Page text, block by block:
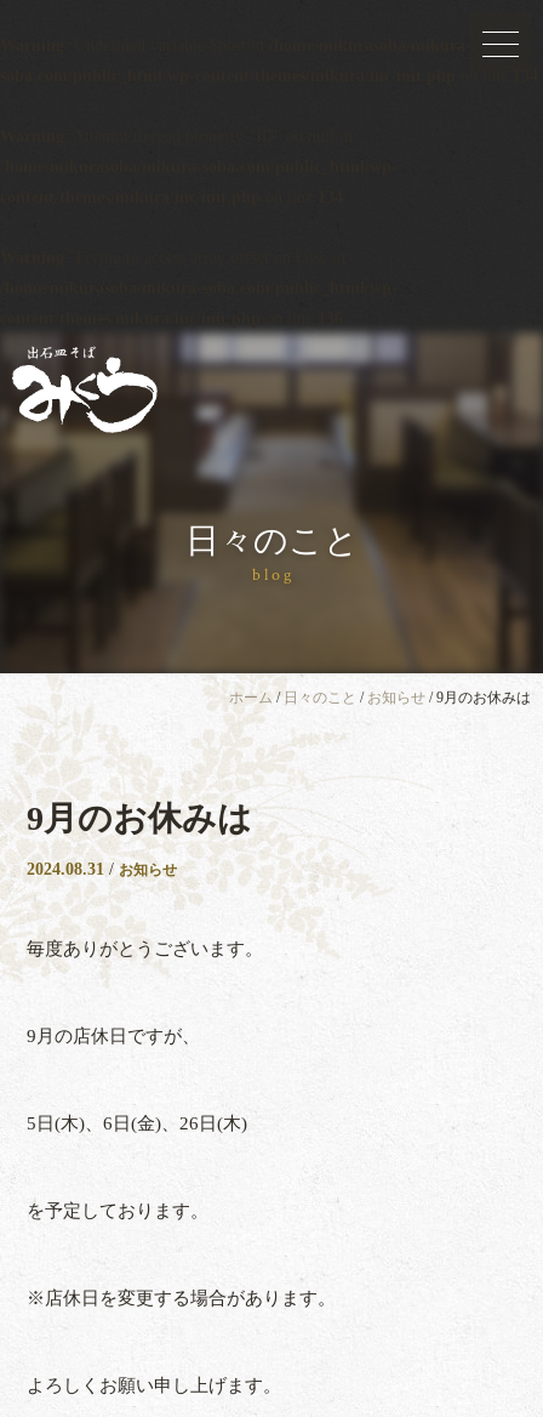
日々のこと
blog
ホーム / 日々のこと / お知らせ /9月のお休みは
9月のお休みは
2024.08.31 /お知らせ
毎度ありがとうございます。
9月の店休日ですが、
5日(木)、6日(金)、26日(木)
を予定しております。
※店休日を変更する場合があります。
よろしくお願い申し上げます。